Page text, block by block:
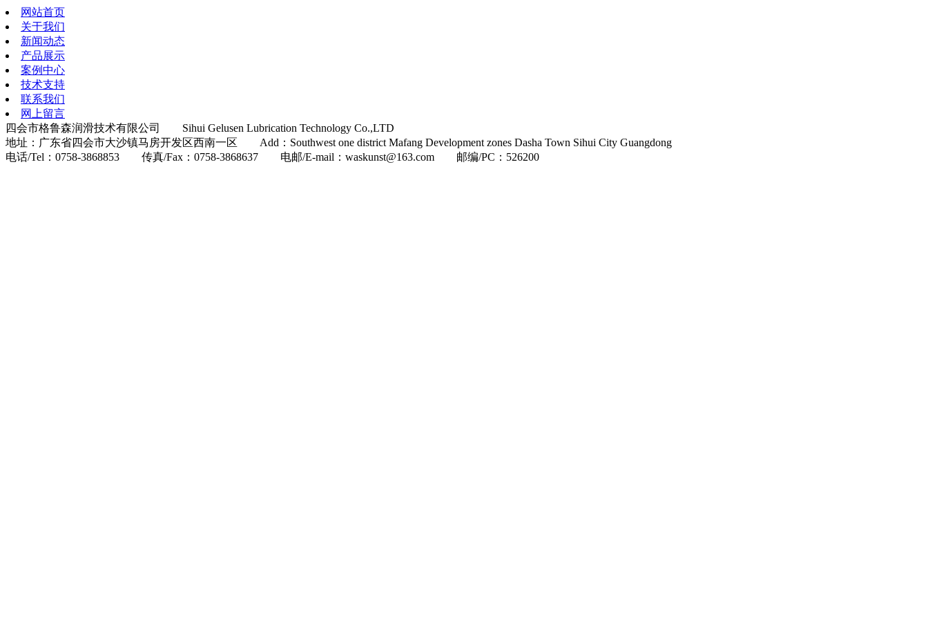
网站首页
关于我们
新闻动态
产品展示
案例中心
技术支持
联系我们
网上留言
四会市格鲁森润滑技术有限公司 Sihui Gelusen Lubrication Technology Co.,LTD
地址：广东省四会市大沙镇马房开发区西南一区 Add：Southwest one district Mafang Development zones Dasha Town Sihui City Guangdong
电话/Tel：0758-3868853 传真/Fax：0758-3868637 电邮/E-mail：waskunst@163.com 邮编/PC：526200